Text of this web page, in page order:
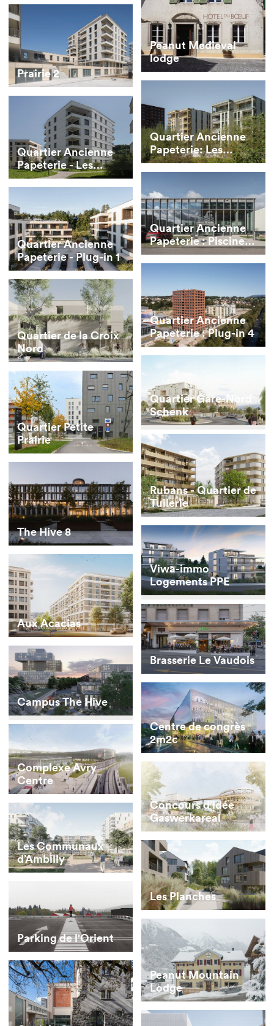
Peanut Medieval
lodge
Prairie 2
Quartier Ancienne
Papeterie: Les
Berges
Quartier Ancienne
Papeterie - Les
Moulins
Quartier Ancienne
Papeterie : Piscine
de Marly
Quartier Ancienne
Papeterie - Plug-in 1
Quartier Ancienne
Papeterie : Plug-in 4
Quartier de la Croix
Nord
Quartier Gare-Nord
Schenk
Quartier Petite
Prairie
Rubans - Quartier de
Tuilerie
The Hive 8
Viwa-immo
Logements PPE
Aux Acacias
Brasserie Le Vaudois
Campus The Hive
Centre de congrès
2m2c
Complexe Avry
Centre
Concours d’idée
Gaswerkareal
Les Communaux
d’Ambilly
Les Planches
Parking de l'Orient
Peanut Mountain
Lodge